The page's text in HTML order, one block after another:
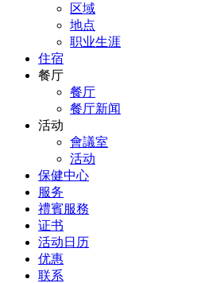
区域
地点
职业生涯
住宿
餐厅
餐厅
餐厅新闻
活动
會議室
活动
保健中心
服务
禮賓服務
证书
活动日历
优惠
联系